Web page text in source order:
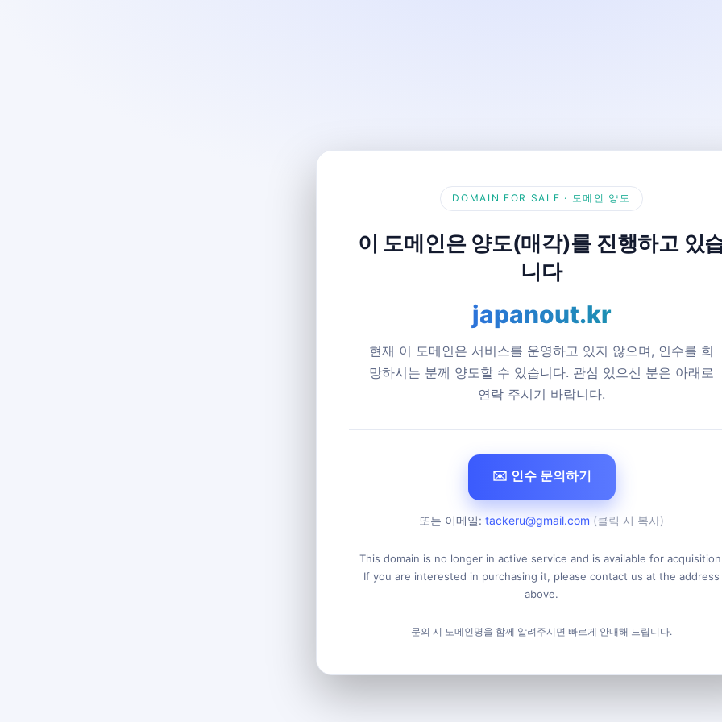
DOMAIN FOR SALE · 도메인 양도
이 도메인은 양도(매각)를 진행하고 있
니다
japanout.kr
현재 이 도메인은 서비스를 운영하고 있지 않으며, 인수를 희
망하시는 분께 양도할 수 있습니다. 관심 있으신 분은 아래로
연락 주시기 바랍니다.
✉️ 인수 문의하기
또는 이메일: tackeru@gmail.com (클릭 시 복사)
This domain is no longer in active service and is available for
If you are interested in purchasing it, please contact us at the address
above.
문의 시 도메인명을 함께 알려주시면 빠르게 안내해 드립니다.